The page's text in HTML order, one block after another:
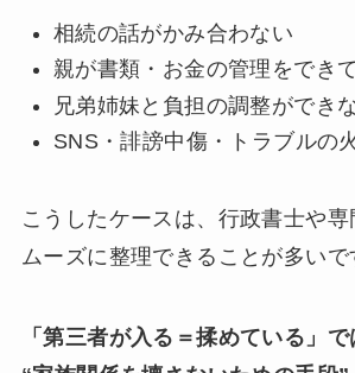
相続の話がかみ合わない
親が書類・お金の管理をでき
兄弟姉妹と負担の調整ができ
SNS・誹謗中傷・トラブルの
こうしたケースは、行政書士や専
ムーズに整理できることが多いで
「第三者が入る＝揉めている」で